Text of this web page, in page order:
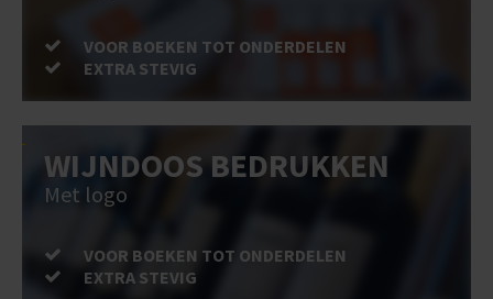
VOOR BOEKEN TOT ONDERDELEN
EXTRA STEVIG
WIJNDOOS BEDRUKKEN
Met logo
VOOR BOEKEN TOT ONDERDELEN
EXTRA STEVIG